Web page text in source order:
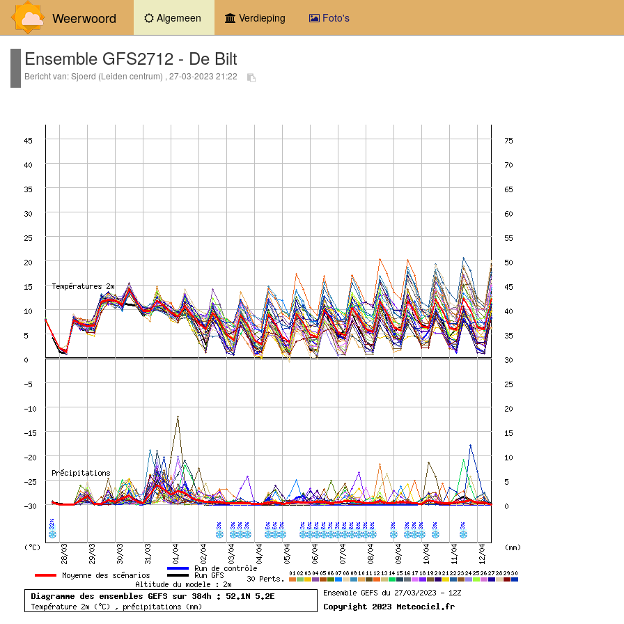
Weerwoord Algemeen (current)Verdieping Foto's
Ensemble GFS2712 - De Bilt
Bericht van: Sjoerd (Leiden centrum) , 27-03-2023 21:22